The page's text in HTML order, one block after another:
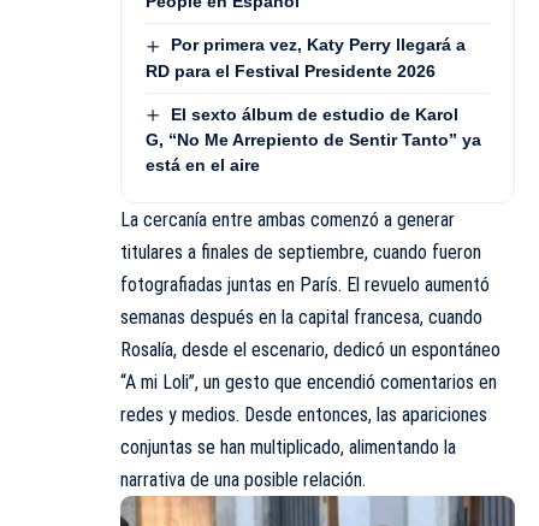
Por primera vez, Katy Perry llegará a
RD para el Festival Presidente 2026
El sexto álbum de estudio de Karol
G, “No Me Arrepiento de Sentir Tanto” ya
está en el aire
La cercanía entre ambas comenzó a generar
titulares a finales de septiembre, cuando fueron
fotografiadas juntas en París. El revuelo aumentó
semanas después en la capital francesa, cuando
Rosalía, desde el escenario, dedicó un espontáneo
“A mi Loli”, un gesto que encendió comentarios en
redes y medios. Desde entonces, las apariciones
conjuntas se han multiplicado, alimentando la
narrativa de una posible relación.